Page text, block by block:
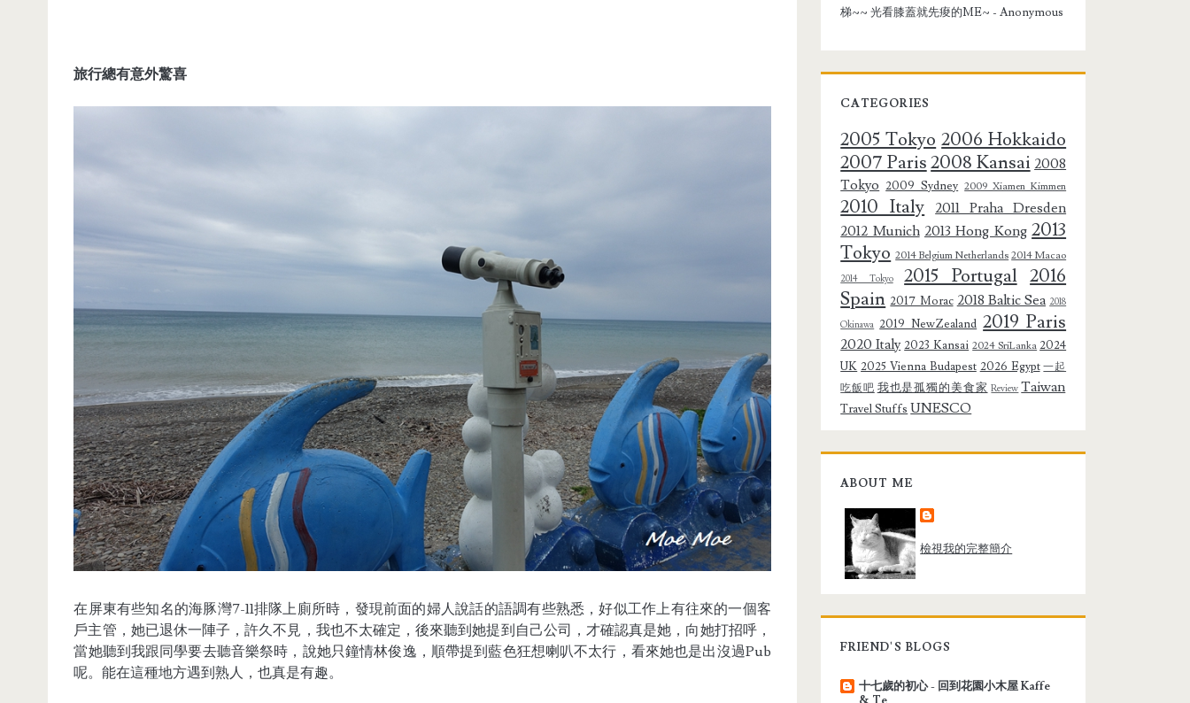
旅行總有意外驚喜
在屏東有些知名的海豚灣7-11排隊上廁所時，發現前面的婦人說話的語調有些熟悉，好似工作上有往來的一個客
戶主管，她已退休一陣子，許久不見，我也不太確定，後來聽到她提到自己公司，才確認真是她，向她打招呼，
當她聽到我跟同學要去聽音樂祭時，說她只鐘情林俊逸，順帶提到藍色狂想喇叭不太行，看來她也是出沒過Pub
呢。能在這種地方遇到熟人，也真是有趣。
梯~~ 光看膝蓋就先痠的ME~ - Anonymous
CATEGORIES
2005 Tokyo 2006 Hokkaido
2007 Paris2008 Kansai 2008
Tokyo 2009 Sydney 2009 Xiamen Kimmen
2010 Italy
2011 Praha Dresden
2012 Munich 2013 Hong Kong 2013
Tokyo 2014 Belgium Netherlands 2014 Macao
2014 Tokyo 2015 Portugal 2016
Spain 2017 Morac 2018 Baltic Sea 2018
Okinawa 2019 NewZealand 2019 Paris
2020 Italy 2023 Kansai 2024 SriLanka 2024
UK 2025 Vienna Budapest 2026 Egypt 一起
吃飯吧 我也是孤獨的美食家 Review Taiwan
Travel Stuffs UNESCO
ABOUT ME
檢視我的完整簡介
FRIEND'S BLOGS
十七歲的初心 - 回到花園小木屋 Kaffe